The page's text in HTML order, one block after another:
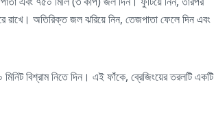
রাখে। অতিরিক্ত জল ঝরিয়ে নিন, তেজপাতা ফেলে দিন এবং
বিশ্রাম নিতে দিন। এই ফাঁকে, ব্রেজিংয়ের তরলটি একটি